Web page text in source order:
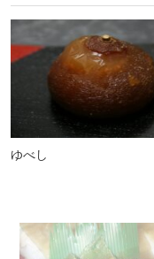
ゆべし